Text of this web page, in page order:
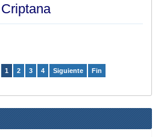
Criptana
1 2 3 4 Siguiente Fin